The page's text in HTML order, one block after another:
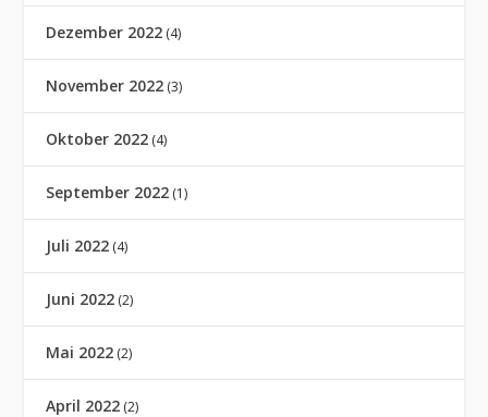
Dezember 2022 (4)
November 2022 (3)
Oktober 2022 (4)
September 2022 (1)
Juli 2022 (4)
Juni 2022 (2)
Mai 2022 (2)
April 2022 (2)